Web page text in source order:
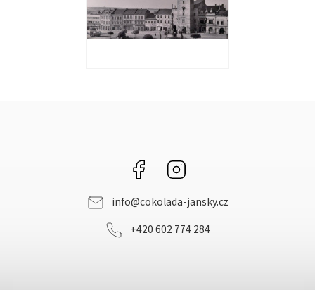
Facebook
info@cokolada-jansky.cz
+420 602 774 284